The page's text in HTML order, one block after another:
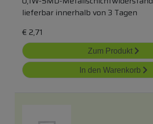
lieferbar innerhalb von 3 Tagen
€ 2,71
Zum Produkt
In den Warenkorb